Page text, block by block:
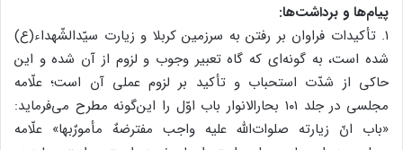
پیام‌ها و برداشت‌ها:
۱. تأکیدات فراوان بر رفتن به سرزمین کربلا و زیارت سیّدالشّهداء(ع)
شده است، به گونه‌ای که گاه تعبیر وجوب و لزوم از آن شده و این
حاکی از شدّت استحباب و تأکید بر لزوم عملی آن است؛ علّامه
مجلسی در جلد ۱۰۱ بحارالانوار باب اوّل را این‌گونه مطرح می‌فرماید:
«باب انّ زیارته صلوات‌الله علیه واجب مفترضهٌ مأمورٌبها» علّامه